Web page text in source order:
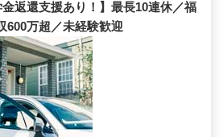
金返還支援あり！】最長10連休／福
600万超／未経験歓迎